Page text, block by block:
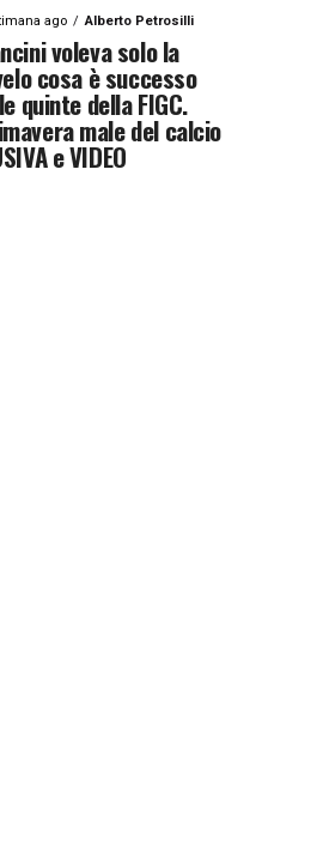
ago Alberto Petrosilli
voleva solo la
cosa è successo
quinte della FIGC.
male del calcio
e VIDEO